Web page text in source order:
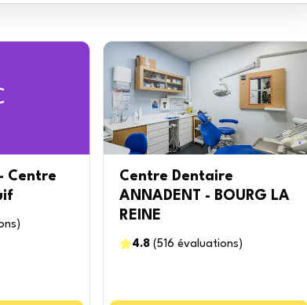
Centre
)
Centre Dentaire
ANNADENT - BOURG LA
REINE
4.8(516 évaluations )